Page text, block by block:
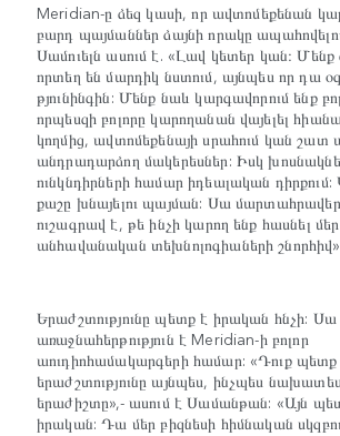
Meridian-ը ձեզ կասի, որ ավտոմեքենան
բարդ պայմաններ ձայնի որակը
Սամուելն ասում է. «Լավ կետեր կան։
որտեղ են մարդիկ նստում, այնպես որ դա
թյունինգին: Մենք նաև կարգավորում ենք
որպեսզի բոլորը կարողանան վայելել
կողմից, ավտոմեքենայի սրահում կան շատ
անդրադարձող մակերեսներ: Իսկ
ունկնդիրների համար իդեալական
քաշը խնայելու պայման: Սա
ուշագրավ է, թե ինչի կարող ենք հասնել
անհավանական տեխնոլոգիաների
Երաժշտությունը պետք է իրական հնչի: Սա
առաջնահերթություն է Meridian-ի բոլոր
աուդիոհամակարգերի համար: «Դուք պետք
երաժշտությունը այնպես, ինչպես
երաժիշտը»,- ասում է Սամանթան: «Այն
իրական: Դա մեր բիզնեսի հիմնական